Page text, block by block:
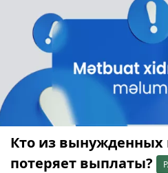
Кто из вынужденных
потеряет выплаты?